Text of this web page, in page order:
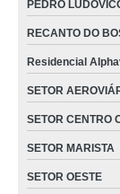
venda de órtese
órtese de joelho
empresa de órtese
colares cervicais
órtese para joelho
colares cervicais
PEDRO
RECANTO DO
Residencial
SETOR
SETOR CENTRO
SETOR MARISTA
SETOR OESTE